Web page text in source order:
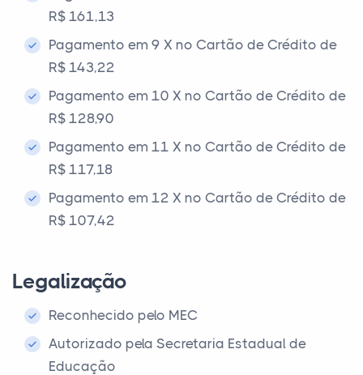
R$ 161,13
Pagamento em 9 X no Cartão de Crédito de
R$ 143,22
Pagamento em 10 X no Cartão de Crédito de
R$ 128,90
Pagamento em 11 X no Cartão de Crédito de
R$ 117,18
Pagamento em 12 X no Cartão de Crédito de
R$ 107,42
Legalização
Reconhecido pelo MEC
Autorizado pela Secretaria Estadual de
Educação